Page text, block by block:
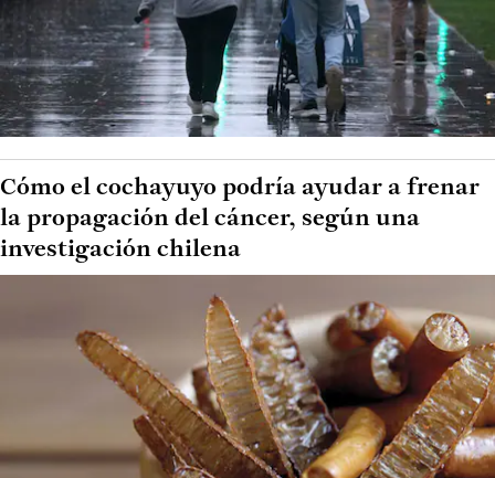
Cómo el cochayuyo podría ayudar a frenar
la propagación del cáncer, según una
investigación chilena